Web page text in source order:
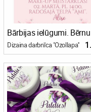
Dizaina darbnīca ''Ozollapa''